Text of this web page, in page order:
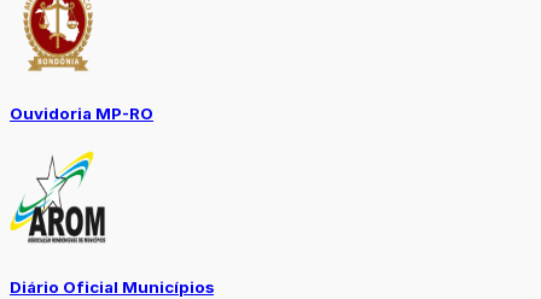
Ouvidoria MP-RO
Diário Oficial Municípios